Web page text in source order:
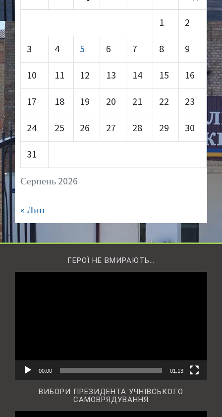
Серпень 2026
1 2
3 4 5 6 7 8 9
10 11 12 13 14 15 16
17 18 19 20 21 22 23
24 25 26 27 28 29 30
31
« Лип
ГЕРОЇ НЕ ВМИРАЮТЬ…
00:00 01:13
ВИБОРИ ПРЕЗИДЕНТА УЧНІВСЬКОГО
САМОВРЯДУВАННЯ